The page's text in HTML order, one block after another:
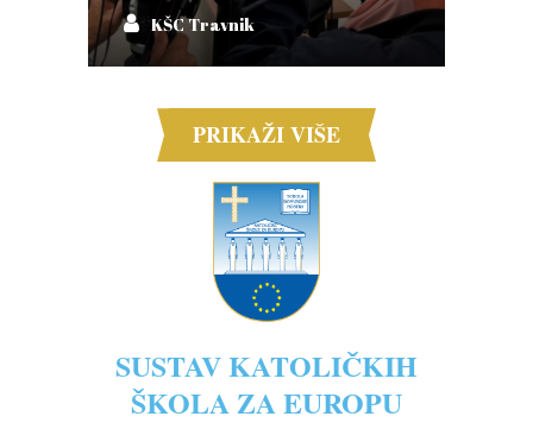
KŠC Travnik
PRIKAŽI VIŠE
SUSTAV KATOLIČKIH
ŠKOLA ZA EUROPU